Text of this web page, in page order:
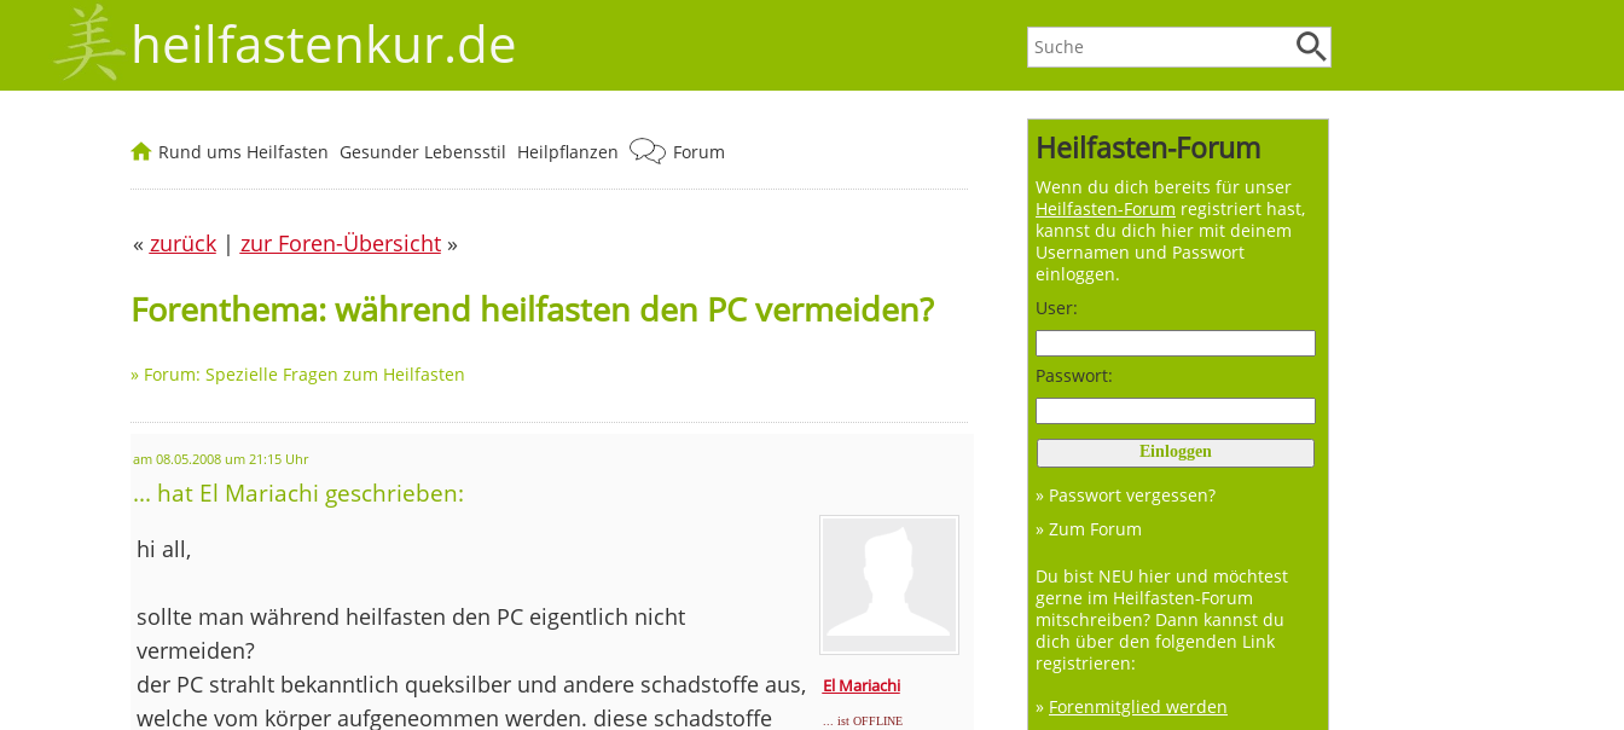
heilfastenkur.de
Heilfasten-Forum
Wenn du dich bereits für unser
Heilfasten-Forum registriert hast,
kannst du dich hier mit deinem
Usernamen und Passwort
einloggen.
User:
Passwort:
» Passwort vergessen?
» Zum Forum
Du bist NEU hier und möchtest
gerne im Heilfasten-Forum
mitschreiben? Dann kannst du
dich über den folgenden Link
registrieren:
» Forenmitglied werden
Rund ums Heilfasten Gesunder Lebensstil Heilpflanzen Forum
« zurück| zur Foren-Übersicht»
Forenthema: während heilfasten den PC vermeiden?
» Forum: Spezielle Fragen zum Heilfasten
am 08.05.2008 um 21:15 Uhr
... hat El Mariachi geschrieben:
El Mariachi
... ist OFFLINE
hi all,
sollte man während heilfasten den PC eigentlich nicht
vermeiden?
der PC strahlt bekanntlich queksilber und andere schadstoffe aus,
welche vom körper aufgeneommen werden. diese schadstoffe